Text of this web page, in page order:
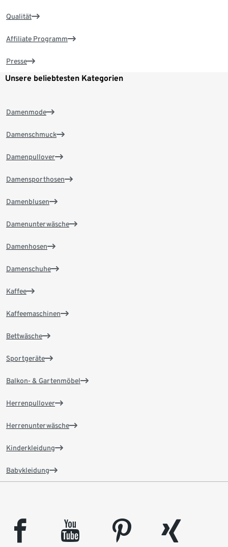
Qualität
Affiliate Programm
Presse
Unsere beliebtesten Kategorien
Damenmode
Damenschmuck
Damenpullover
Damensporthosen
Damenblusen
Damenunterwäsche
Damenhosen
Damenschuhe
Kaffee
Kaffeemaschinen
Bettwäsche
Sportgeräte
Balkon- & Gartenmöbel
Herrenpullover
Herrenunterwäsche
Kinderkleidung
Babykleidung
facebook youtube pinterest
xing